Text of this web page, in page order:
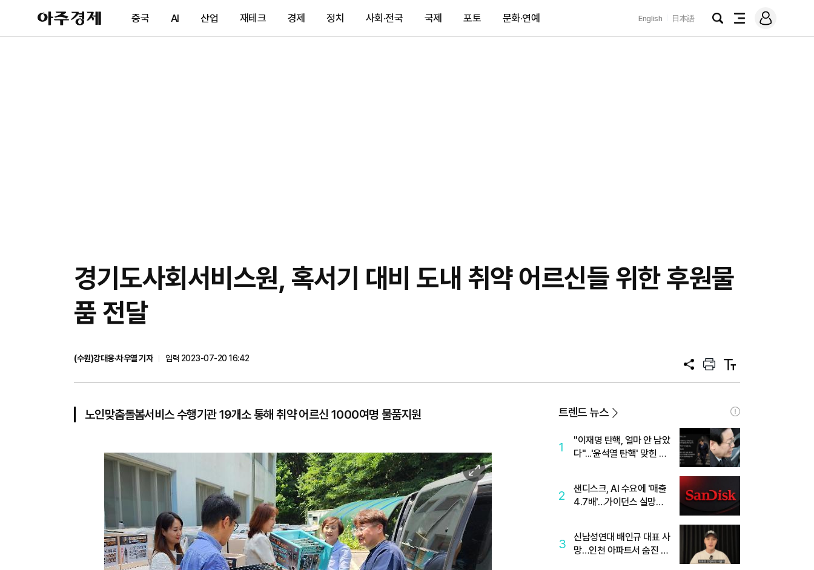
아
주
제
중국 AI 산업 재테크 경제 정치 사회·전국 국제 포토 문화·연예 English 日本語
검
전
메
그
경기도사회서비스원, 혹서기 대비 도내 취약 어르신들 위한 후원물
품 전달
(수원)강대웅·차우열 기자
입력 2023-07-20 16:42
공
프
트
텍
트
노인맞춤돌봄서비스 수행기관 19개소 통해 취약 어르신 1000여명 물품지원
이
미
지
확
대
트렌드 뉴스
1
"이재명 탄핵, 얼마 안 남았
다"...'윤석열 탄핵' 맞힌 무
2
샌디스크, AI 수요에 '매출
4.7배'…가이던스 실망에
3
신남성연대 배인규 대표 사
망…인천 아파트서 숨진 채